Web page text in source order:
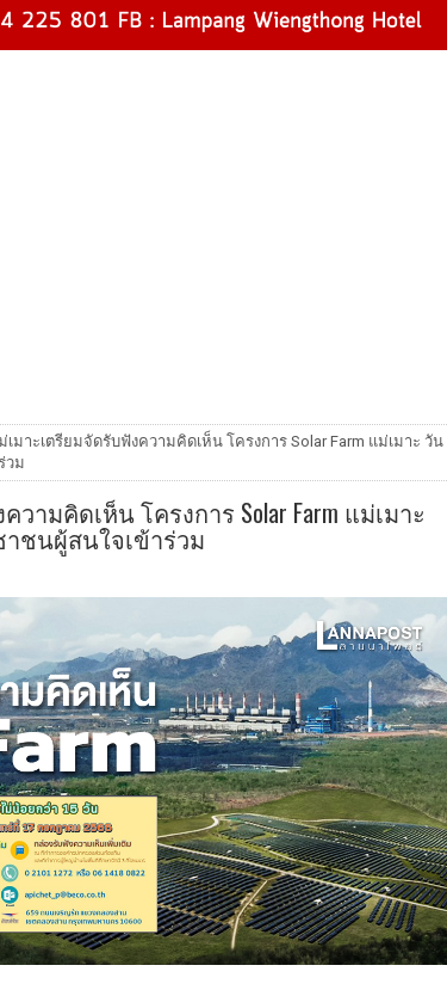
เมาะเตรียมจัดรับฟังความคิดเห็น โครงการ Solar Farm แม่เมาะ วัน
วม
ามคิดเห็น โครงการ Solar Farm แม่เมาะ
ชนผู้สนใจเข้าร่วม